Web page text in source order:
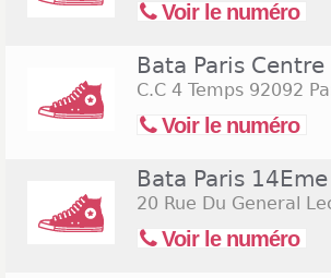
Voir le numéro
Bata Paris
C.C 4 Temps 92092
Voir le numéro
Bata Paris 14Eme
20 Rue Du General
Voir le numéro